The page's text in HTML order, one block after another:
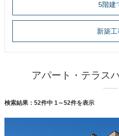
5階建
新築工
アパート・テラス
検索結果： 52件中 1～52件を表示